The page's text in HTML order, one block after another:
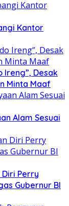
Kantor
Ireng”, Desak
Minta Maaf
Alam Sesuai
Perry
Gubernur BI